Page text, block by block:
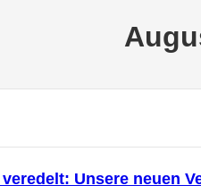
Unsere neuen